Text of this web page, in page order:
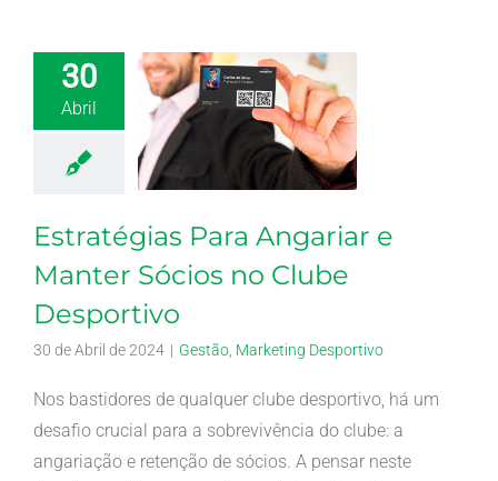
30
Abril
Estratégias Para Angariar e
Manter Sócios no Clube
Desportivo
30 de Abril de 2024 | Gestão Marketing Desportivo
Nos bastidores de qualquer clube desportivo, há um
desafio crucial para a sobrevivência do clube: a
angariação e retenção de sócios. A pensar neste